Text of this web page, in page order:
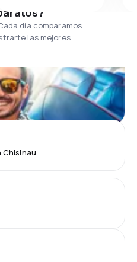
día comparamos
las mejores.
Chisinau